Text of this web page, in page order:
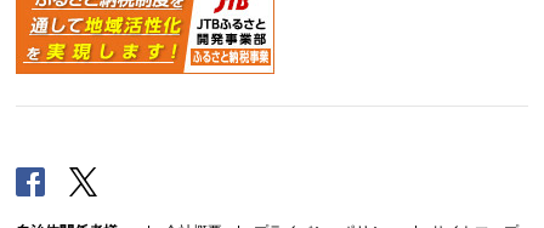
Facebook